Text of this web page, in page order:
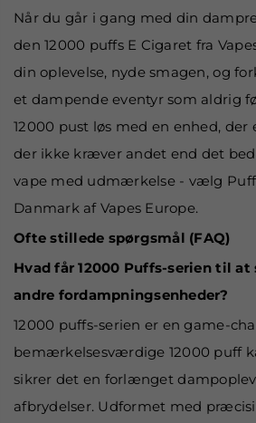
Når du går i gang med din
den 12000 puffs E Cigaret fra
din oplevelse, nyde smagen, og
et dampende eventyr som aldrig
12000 pust løs med en enhed,
der ikke kræver andet end det
vape med udmærkelse - vælg Puff
Danmark af Vapes Europe.
Ofte stillede spørgsmål (FAQ)
Hvad får 12000 Puffs-serien til
andre fordampningsenheder?
12000 puffs-serien er en game-
bemærkelsesværdige 12000 puff
sikrer det en forlænget
afbrydelser. Udformet med